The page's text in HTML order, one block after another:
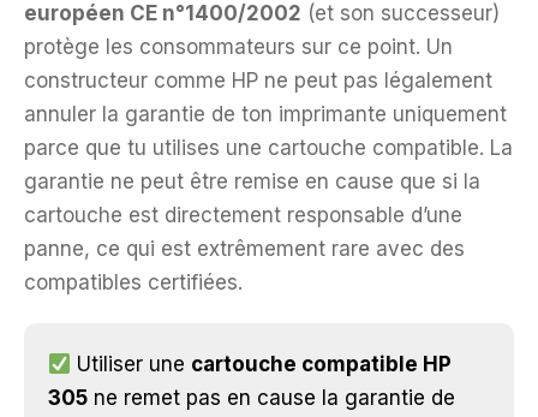
européen CE n°1400/2002 (et son successeur)
protège les consommateurs sur ce point. Un
constructeur comme HP ne peut pas légalement
annuler la garantie de ton imprimante uniquement
parce que tu utilises une cartouche compatible. La
garantie ne peut être remise en cause que si la
cartouche est directement responsable d’une
panne, ce qui est extrêmement rare avec des
compatibles certifiées.
Utiliser une cartouche compatible HP
305 ne remet pas en cause la garantie de